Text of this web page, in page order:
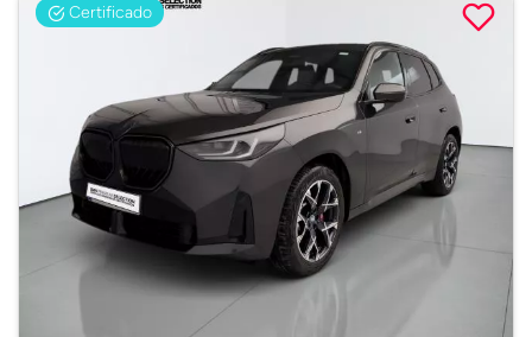
Certificado